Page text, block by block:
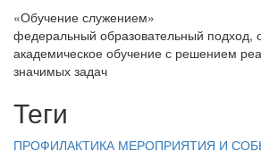
«Обучение служением»
федеральный образовательный
академическое обучение с решением
значимых задач
Теги
ПРОФИЛАКТИКА МЕРОПРИЯТИЯ И